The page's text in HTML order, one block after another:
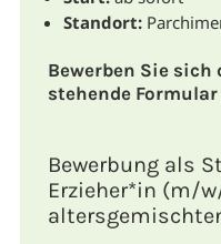
Standort:
Bewerben Sie
stehende Formular
Bewerbung als
Erzieher*in (m/